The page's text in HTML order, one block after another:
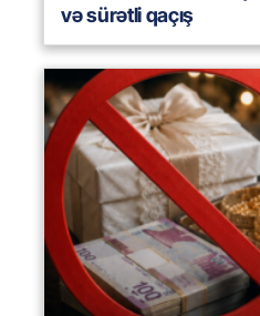
və sürətli qaçış